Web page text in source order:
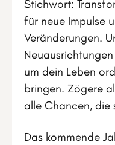
Stichwort:
für neue Impulse
Veränderungen.
um dein Leben
bringen. Zögere
alle Chancen, die
Das kommende